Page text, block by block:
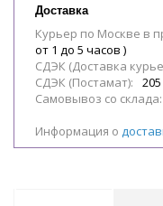
Доставка
Курьер по Москве в
от 1 до 5 часов )
СДЭК (Доставка
СДЭК (Постамат):
Самовывоз со склада:
Информация о